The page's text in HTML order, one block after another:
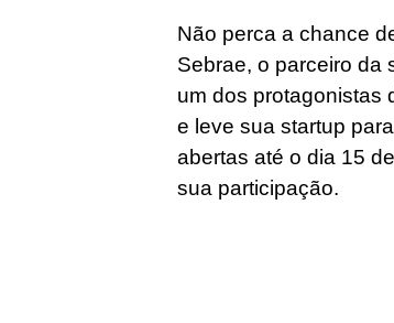
Não perca a chance
Sebrae, o parceiro da
um dos protagonistas
e leve sua startup
abertas até o dia 15
sua participação.